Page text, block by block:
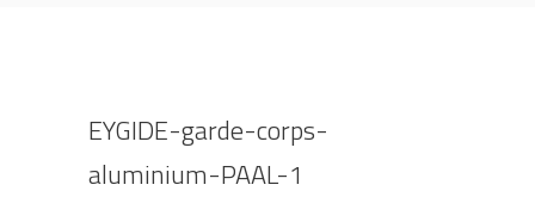
EYGIDE-garde-corps-
aluminium-PAAL-1